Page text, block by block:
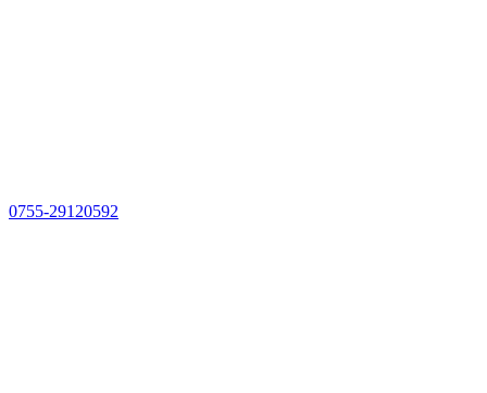
0755-29120592